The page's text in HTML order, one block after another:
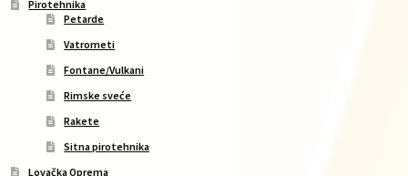
Pirotehnika
Petarde
Vatrometi
Fontane/Vulkani
Rimske sveće
Rakete
Sitna pirotehnika
Lovačka Oprema